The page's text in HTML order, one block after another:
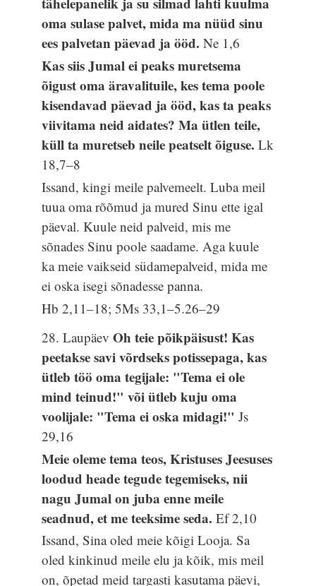
oma sulase palvet, mida ma nüüd sinu
ees palvetan päevad ja ööd.Ne 1,6
Kas siis Jumal ei peaks muretsema
õigust oma äravalituile, kes tema poole
kisendavad päevad ja ööd, kas ta peaks
viivitama neid aidates? Ma ütlen teile,
küll ta muretseb neile peatselt õiguse.Lk
18,7–8
Issand, kingi meile palvemeelt. Luba meil
tuua oma rõõmud ja mured Sinu ette igal
päeval. Kuule neid palveid, mis me
sõnades Sinu poole saadame. Aga kuule
ka meie vaikseid südamepalveid, mida me
ei oska isegi sõnadesse panna.
Hb 2,11–18; 5Ms 33,1–5.26–29
28. LaupäevOh teie põikpäisust! Kas
peetakse savi võrdseks potissepaga, kas
ütleb töö oma tegijale: "Tema ei ole
mind teinud!" või ütleb kuju oma
voolijale: "Tema ei oska midagi!"Js
29,16
Meie oleme tema teos, Kristuses Jeesuses
loodud heade tegude tegemiseks, nii
nagu Jumal on juba enne meile
seadnud, et me teeksime seda.Ef 2,10
Issand, Sina oled meie kõigi Looja. Sa
oled kinkinud meile elu ja kõik, mis meil
on, õpetad meid targasti kasutama päevi,